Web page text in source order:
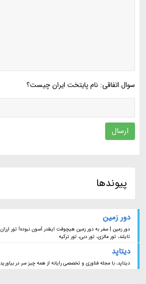
سوال اتفاقی: نام پایتخت ایران چیست؟
ارسال
پیوندها
دور زمین
دور زمین | سفر به دور زمین هیچوقت اینقدر آسون نبوده! تور
تایلند، تور مالزی، تور دبی، تور ترکیه
دیتاپد
دیتاپد، با مجله فناوری و تخصصی رایانه از همه چیز سر در